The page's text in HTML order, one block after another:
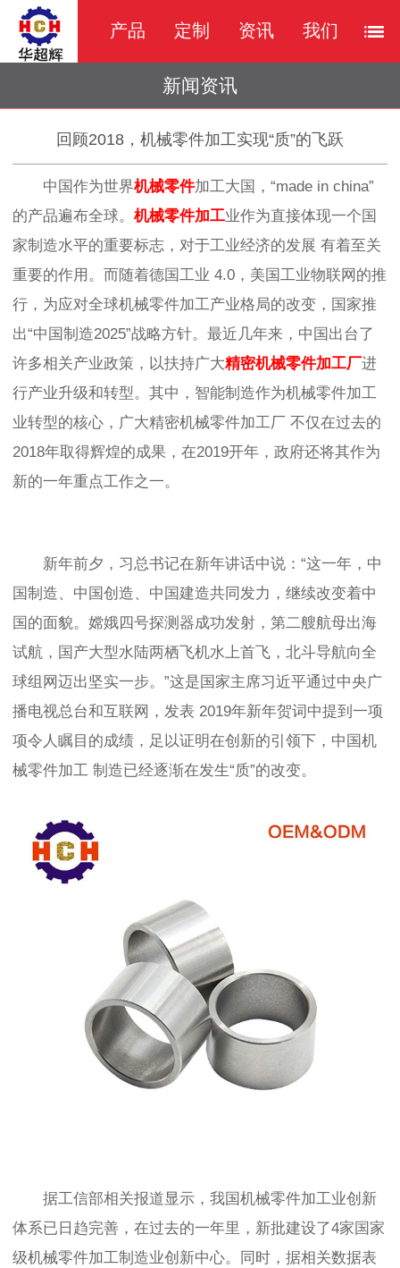
产品 定制 资讯 我们
新闻资讯
回顾2018，机械零件加工实现“质”的飞跃
中国作为世界机械零件加工大国， “made in china”
的产品遍布全球。 机械零件加工业作为直接体现一个国
家制造水平的重要标志，对于工业经济的发展 有着至关
重要的作用。而随着德国工业 4.0，美国工业物联网的推
行，为应对全球机械零件加工产业格局的改变，国家推
出“中国制造2025”战略方针。最近几年来，中国出台了
许多相关产业政策，以扶持广大精密机械零件加工厂进
行产业升级和转型。其中，智能制造作为机械零件加工
业转型的核心，广大精密机械零件加工厂 不仅在过去的
2018年取得辉煌的成果，在2019开年，政府还将其作为
新的一年重点工作之一。
新年前夕，习总书记在新年讲话中说： “这一年，中
国制造、中国创造、中国建造共同发力，继续改变着中
国的面貌。嫦娥四号探测器成功发射，第二艘航母出海
试航，国产大型水陆两栖飞机水上首飞，北斗导航向全
球组网迈出坚实一步。”这是国家主席习近平通过中央广
播电视总台和互联网，发表 2019年新年贺词中提到一项
项令人瞩目的成绩，足以证明在创新的引领下，中国机
械零件加工 制造已经逐渐在发生“质”的改变。
据工信部相关报道显示，我国机械零件加工业创新
体系已日趋完善，在过去的一年里， 新批建设了4家国家
级机械零件加工制造业创新中心。同时，据相关数据表